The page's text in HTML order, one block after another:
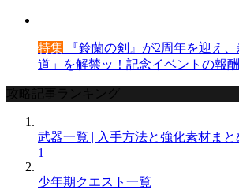
特集 『鈴蘭の剣』が2周年を迎え
道」を解禁ッ！記念イベントの報
攻略記事ランキング
武器一覧 | 入手方法と強化素材まと
1
少年期クエスト一覧